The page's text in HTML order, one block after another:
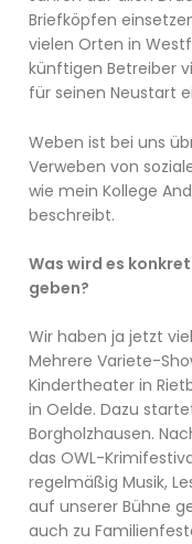
Briefköpfen
vielen Orten in
künftigen Betreiber
für seinen Neustart
Weben ist bei uns
Verweben von
wie mein Kollege
beschreibt.
Was wird es
geben?
Wir haben ja jetzt
Mehrere Variete-
Kindertheater in
in Oelde. Dazu
Borgholzhausen.
das OWL-
regelmäßig Musik,
auf unserer Bühne
auch zu